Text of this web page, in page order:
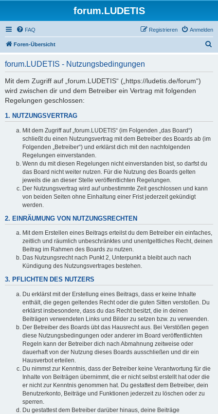
forum.LUDETIS
FAQ Anmelden
Registrieren
Foren-Übersicht
forum.LUDETIS - Nutzungsbedingungen
Mit dem Zugriff auf „forum.LUDETIS“ („https://ludetis.de/forum“)
wird zwischen dir und dem Betreiber ein Vertrag mit folgenden
Regelungen geschlossen:
1. NUTZUNGSVERTRAG
Mit dem Zugriff auf „forum.LUDETIS“ (im Folgenden „das Board“)
schließt du einen Nutzungsvertrag mit dem Betreiber des Boards ab (im
Folgenden „Betreiber“) und erklärst dich mit den nachfolgenden
Regelungen einverstanden.
Wenn du mit diesen Regelungen nicht einverstanden bist, so darfst du
das Board nicht weiter nutzen. Für die Nutzung des Boards gelten
jeweils die an dieser Stelle veröffentlichten Regelungen.
Der Nutzungsvertrag wird auf unbestimmte Zeit geschlossen und kann
von beiden Seiten ohne Einhaltung einer Frist jederzeit gekündigt
werden.
2. EINRÄUMUNG VON NUTZUNGSRECHTEN
Mit dem Erstellen eines Beitrags erteilst du dem Betreiber ein einfaches,
zeitlich und räumlich unbeschränktes und unentgeltliches Recht, deinen
Beitrag im Rahmen des Boards zu nutzen.
Das Nutzungsrecht nach Punkt 2, Unterpunkt a bleibt auch nach
Kündigung des Nutzungsvertrages bestehen.
3. PFLICHTEN DES NUTZERS
Du erklärst mit der Erstellung eines Beitrags, dass er keine Inhalte
enthält, die gegen geltendes Recht oder die guten Sitten verstoßen. Du
erklärst insbesondere, dass du das Recht besitzt, die in deinen
Beiträgen verwendeten Links und Bilder zu setzen bzw. zu verwenden.
Der Betreiber des Boards übt das Hausrecht aus. Bei Verstößen gegen
diese Nutzungsbedingungen oder anderer im Board veröffentlichten
Regeln kann der Betreiber dich nach Abmahnung zeitweise oder
dauerhaft von der Nutzung dieses Boards ausschließen und dir ein
Hausverbot erteilen.
Du nimmst zur Kenntnis, dass der Betreiber keine Verantwortung für die
Inhalte von Beiträgen übernimmt, die er nicht selbst erstellt hat oder die
er nicht zur Kenntnis genommen hat. Du gestattest dem Betreiber, dein
Benutzerkonto, Beiträge und Funktionen jederzeit zu löschen oder zu
sperren.
Du gestattest dem Betreiber darüber hinaus, deine Beiträge